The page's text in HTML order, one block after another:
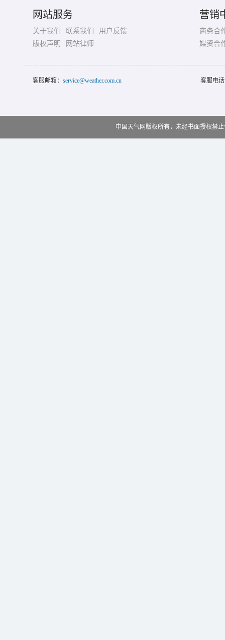
网站服务
关于我们 联系我们
用户反馈
版权声明
网站律师
营销
商务合
媒资合
客服邮箱： service@weather.com.cn 客服电
中国天气网版权所有，未经书面授权